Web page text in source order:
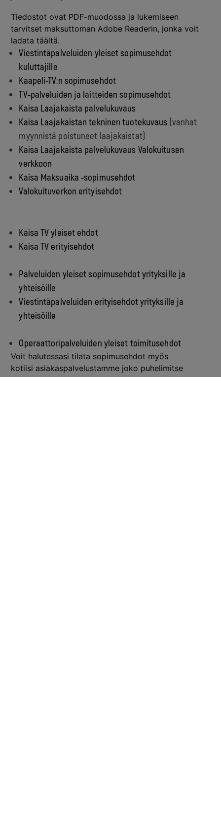
Tiedostot ovat PDF-muodossa ja lukemiseen
tarvitset maksuttoman Adobe Readerin, jonka voit
ladatatäältä.
Viestintäpalveluiden yleiset sopimusehdot
kuluttajille
Kaapeli-TV:n sopimusehdot
TV-palveluiden ja laitteiden sopimusehdot
Kaisa Laajakaista palvelukuvaus
Kaisa Laajakaistan tekninen tuotekuvaus (vanhat
myynnistä poistuneet laajakaistat)
Kaisa Laajakaista palvelukuvaus Valokuitusen
verkkoon
Kaisa Maksuaika -sopimusehdot
Valokuituverkon erityisehdot
Kaisa TV yleiset ehdot
Kaisa TV erityisehdot
Palveluiden yleiset sopimusehdot yrityksille ja
yhteisöille
Viestintäpalveluiden erityisehdot yrityksille ja
yhteisöille
Operaattoripalveluiden yleiset toimitusehdot
Voit halutessasi tilata sopimusehdot myös
kotiisi asiakaspalvelustamme joko puhelimitse
0800 391 234 taiyhteydenottolomakkeella.